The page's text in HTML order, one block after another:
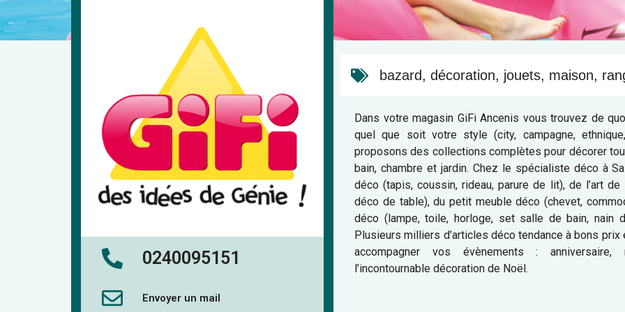
0240095151
Envoyer un mail
bazard,décoration, jouets, maison,
Dans votre magasin GiFi Ancenis vous trouvez de
quel que soit votre style (city, campagne,
proposons des collections complètes pour décorer
bain, chambre et jardin. Chez le spécialiste déco à
déco (tapis, coussin, rideau, parure de lit), de l’art
déco de table), du petit meuble déco (chevet,
déco (lampe, toile, horloge, set salle de bain, nain
Plusieurs milliers d’articles déco tendance à bons prix
accompagner vos évènements : anniversaire,
l’incontournable décoration de Noël.